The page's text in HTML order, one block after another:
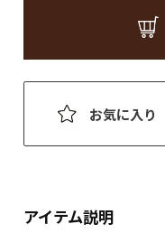
お気に入り
アイテム説明